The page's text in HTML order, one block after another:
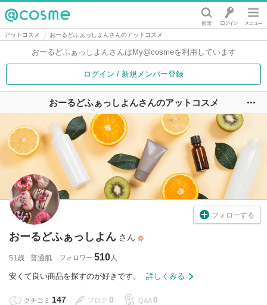
@cosme
アットコスメ おーるどふぁっしよんさんのアットコスメ
おーるどふぁっしよんさんは My@cosmeを利用しています
ログイン / 新規メンバー登録
おーるどふぁっしよんさんのアットコスメ
フォローする
おーるどふぁっしよん さん
51歳 普通肌 フォロワー 510
安くて良い商品を探すのが好きです。 詳しくみる
クチコミ 147 ブログ 0 Q&A 0